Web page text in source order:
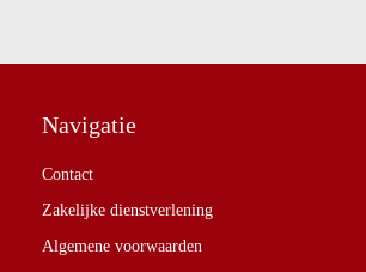
Navigatie
Contact
Zakelijke dienstverlening
Algemene voorwaarden